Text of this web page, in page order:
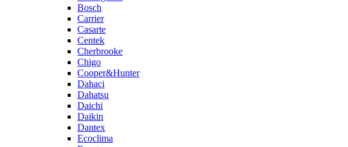
Bosch
Carrier
Casarte
Centek
Cherbrooke
Chigo
Cooper&Hunter
Dahaci
Dahatsu
Daichi
Daikin
Dantex
Ecoclima